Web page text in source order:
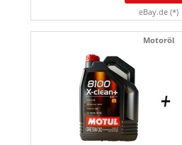
eBay.de (*)
Motoröl